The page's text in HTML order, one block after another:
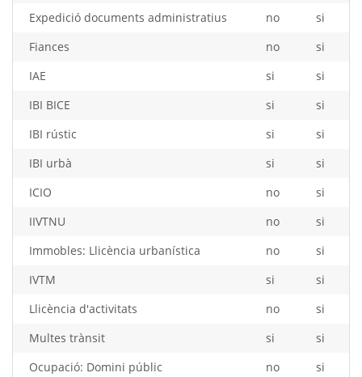
Expedició documents administratius
no
si
Fiances
no
si
IAE
si
si
IBI BICE
si
si
IBI rústic
si
si
IBI urbà
si
si
ICIO
no
si
IIVTNU
no
si
Immobles: Llicència urbanística
no
si
IVTM
si
si
Llicència d'activitats
no
si
Multes trànsit
si
si
Ocupació: Domini públic
no
si